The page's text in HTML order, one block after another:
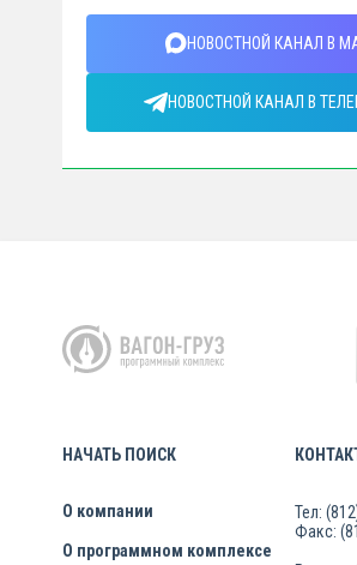
НОВОСТНОЙ КАНАЛ В
НОВОСТНОЙ КАНАЛ В
НАЧАТЬ ПОИСК
О компании
О программном комплексе
Тел:
Факс: